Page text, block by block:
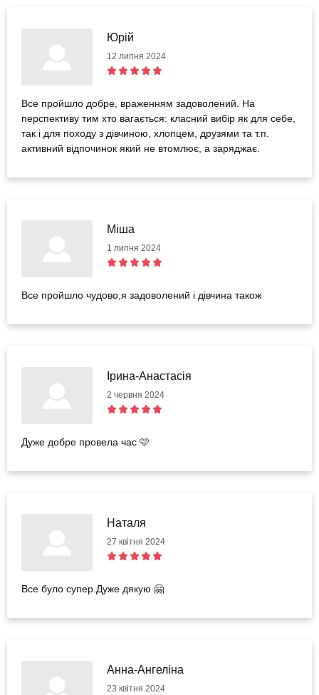
Юрій
12 липня 2024
Все пройшло добре, враженням задоволений. На
перспективу тим хто вагається: класний вибір як для себе,
так і для походу з дівчиною, хлопцем, друзями та т.п.
активний відпочинок який не втомлює, а заряджає.
Міша
1 липня 2024
Все пройшло чудово,я задоволений і дівчина також
Ірина-Анастасія
2 червня 2024
Дуже добре провела час 🩷
Наталя
27 квітня 2024
Все було супер.Дуже дякую 🤗
Анна-Ангеліна
23 квітня 2024